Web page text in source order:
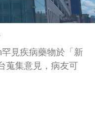
見疾病藥物於「新
蒐集意見，病友可